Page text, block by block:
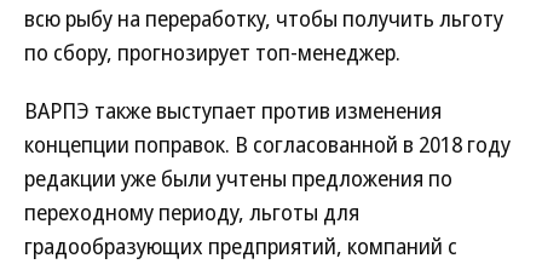
всю рыбу на переработку, чтобы получить льготу
по сбору, прогнозирует топ-менеджер.
ВАРПЭ также выступает против изменения
концепции поправок. В согласованной в 2018 году
редакции уже были учтены предложения по
переходному периоду, льготы для
градообразующих предприятий, компаний с